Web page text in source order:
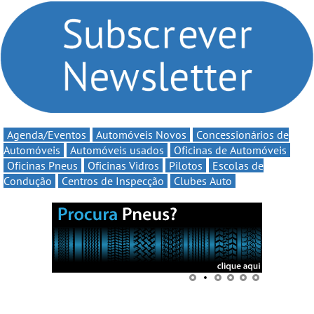
compromisso com o
automobilismo nacional
continua em 2026
Volta” com descontos de
Agenda/Eventos Automóveis Novos
Concessionários de
Automóveis
Automóveis usados
Oficinas de Automóveis
Oficinas Pneus
Oficinas Vidros Pilotos
Escolas de
Condução
Centros de Inspecção Clubes Auto